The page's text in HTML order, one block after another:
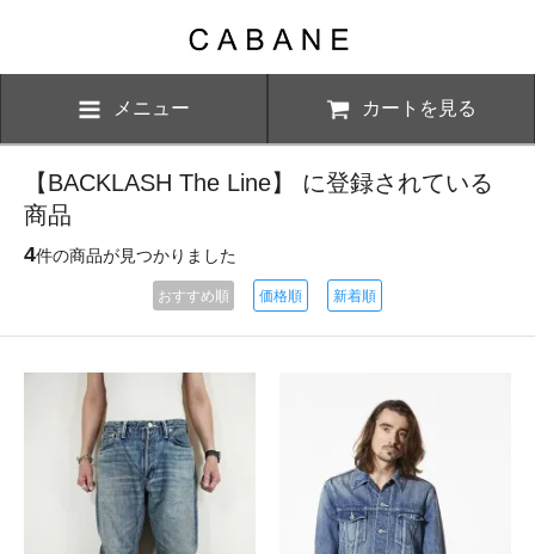
メニュー カートを見る
【BACKLASH The Line】 に登録されている
商品
4件の商品が見つかりました
おすすめ順 価格順 新着順